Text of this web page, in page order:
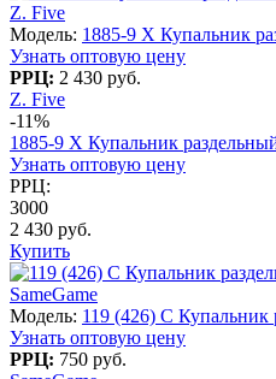
Z. Five
Модель: 1885-9 X Купальник
Узнать оптовую цену
РРЦ: 2 430 руб.
Z. Five
-11%
1885-9 X Купальник
Узнать оптовую цену
РРЦ:
3000
2 430 руб.
Купить
SameGame
Модель: 119 (426) C Купальник
Узнать оптовую цену
РРЦ: 750 руб.